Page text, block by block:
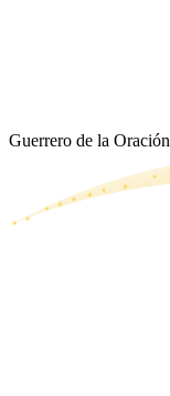
Guerrero de la Oración